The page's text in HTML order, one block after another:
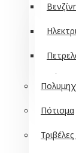
Πότισμα